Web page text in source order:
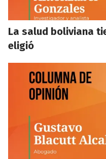
La salud boliviana
eligió